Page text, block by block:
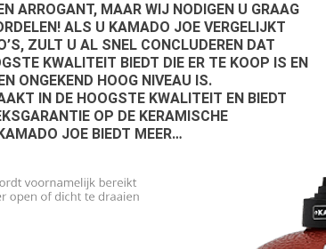
ARROGANT, MAAR WIJ NODIGEN U GRAAG
ALS U KAMADO JOE VERGELIJKT
ZULT U AL SNEL CONCLUDEREN DAT
KWALITEIT BIEDT DIE ER TE KOOP IS EN
ONGEKEND HOOG NIVEAU IS.
IN DE HOOGSTE KWALITEIT EN BIEDT
OP DE KERAMISCHE
JOE BIEDT MEER…